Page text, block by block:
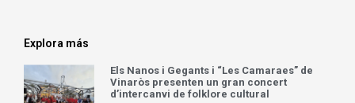
Explora más
Els Nanos i Gegants i “Les Camaraes” de
Vinaròs presenten un gran concert
d’intercanvi de folklore cultural